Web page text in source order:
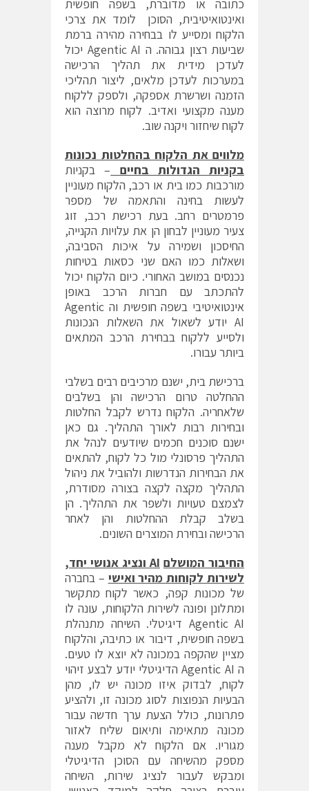
כתובה או מדוברת, בשפה חופשית
ואינטואיטיבית, הסוכן לומד את צרכי
הלקוח ומסייע לו בבחירה מהירה ברמת
שביעות רצון גבוהה. ה Agentic AI יכול
לעדכן מידית את תהליך הרכישה
במערכות לעדכן מלאים, ליצור תהליכי
הזמנה ושרשרת אספקה, ולספק ללקוח
מענה מקצועי ואדיב. לקוח מרוצה הוא
לקוח שיחזור ויקנה שוב.
מלווים את הלקוח בהחלטות נכונות
בקניות הגדולות בחיים – בקניות
מורכבות כמו בית או רכב, הלקוח מעוניין
לעשות בחינה והתאמה של מספר
פרמטרים רחב. בעת רכישת רכב, זוג
צעיר מעוניין לבחון הן את עלויות הקנייה,
החיסכון ושמירה על איכות הסביבה,
ושאלות כמו האם שני כסאות בטיחות
נכנסים במושב האחורי. כיום הלקוח יכול
להתכתב עם חברות הרכב באופן
אינטואיטיבי בשפה חופשית וה Agentic
AI יודע לשאול את השאלות הנכונות
ולסייע ללקוח בבחירת הרכב המתאים
ביותר עבורו.
ברכישת בית, ישנם מרכיבים רבים בשלבי
ההחלטה טרום הרכישה והן בשלבים
שלאחריה. הלקוח נדרש לקבל החלטות
ובחירות רבות לאורך התהליך. גם כאן
ישנם סוכנים חכמים שיודעים לנהל את
התהליך פרסונלי מול כל לקוח, להתאים
את הבחירות הנדרשות ולהוביל את ניהול
התהליך מקצה לקצה בצורה מסודרת,
לצמצם טעויות ולשפר את התהליך. הן
בשלב קבלת ההחלטות והן לאחר
הרכישה ובחירת המוצרים השונים.
החיבור המושלם AI ונציג אנושי יחד,
לשירות לקוחות מהיר ואישי – בחברה
של מכונות קפה, כאשר לקוח מתקשר
ומתלונן ופונה לשירות הלקוחות, עונה לו
Agentic AI דיגיטלי. השיחה מתנהלת
בשפה חופשית, דיבור או כתיבה, והלקוח
מציין שהקפה במכונה לא יוצא לו טעים.
ה Agentic AI הדיגיטלי יודע לבצע זיהוי
לקוח, לבדוק איזו מכונה יש לו, מהן
הבעיות הנפוצות לסוג מכונה זו, ולהציע
פתרונות, כולל הצעת ערך חדשה עבור
מכונה מתאימה ותיאום שליח לאזור
מגוריו. אם הלקוח לא מקבל מענה
מספק מהשיחה עם הסוכן הדיגיטלי
ומבקש לעבור לנציג שירות, השיחה